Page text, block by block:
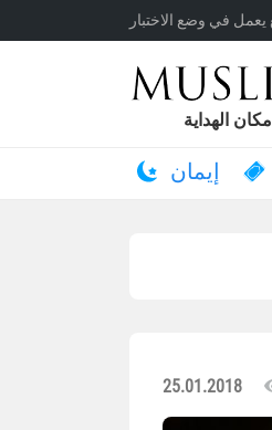
مكان الهداية
إيمان
25.01.2018